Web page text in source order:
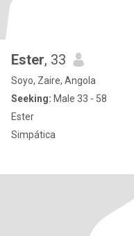
Ester, 33
Soyo, Zaire, Angola
Seeking: Male 33 - 58
Ester
Simpática